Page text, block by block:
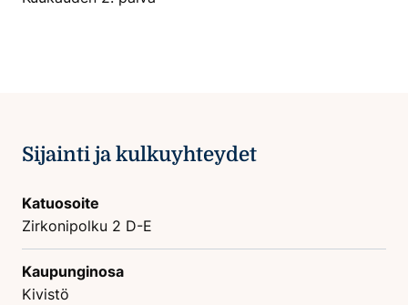
Sijainti ja kulkuyhteydet
Katuosoite
Zirkonipolku 2 D-E
Kaupunginosa
Kivistö